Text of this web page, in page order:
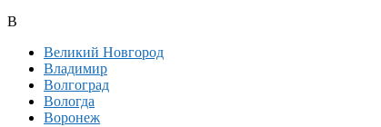
В
Великий Новгород
Владимир
Волгоград
Вологда
Воронеж